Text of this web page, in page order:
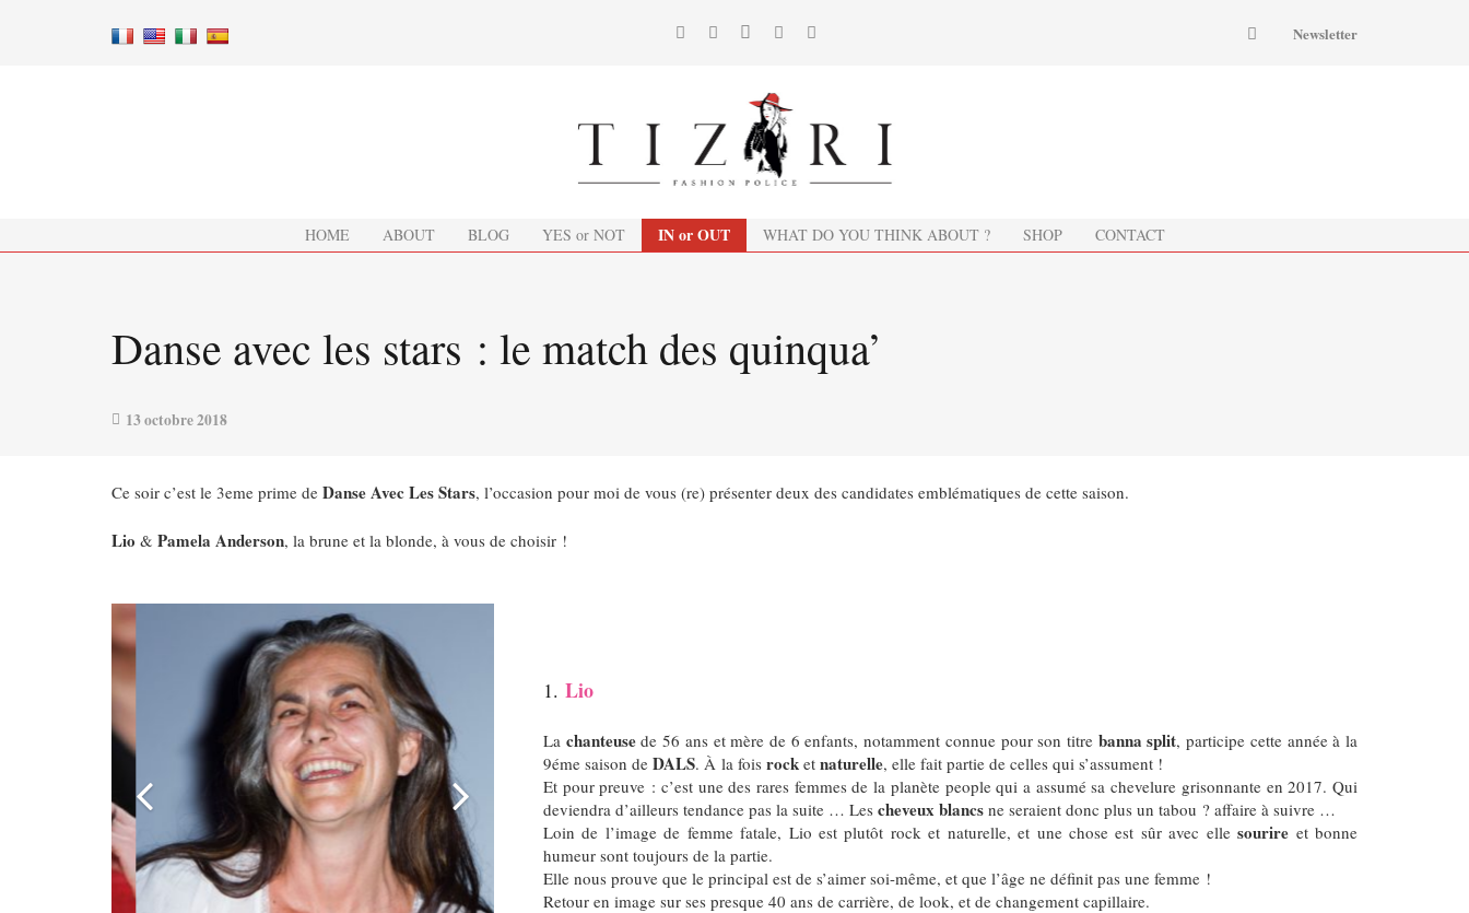
Newsletter
HOME ABOUT BLOG YES or NOT IN or OUT WHAT DO YOU THINK ABOUT ? SHOP CONTACT
Danse avec les stars : le match des quinqua’
13 octobre 2018
Ce soir c’est le 3eme prime de Danse Avec Les Stars, l’occasion pour moi de vous (re) présenter deux des candidates emblématiques de cette saison.
Lio & Pamela Anderson, la brune et la blonde, à vous de choisir !
1. Lio
La chanteusede56 anset mère de 6 enfants, notamment connue pour son titre banna split, participe cette année à la
9éme saison de DALS. À la fois rocket naturelle, elle fait partie de celles qui s’assument !
Et pour preuve : c’est une des rares femmes de la planète people qui a assumé sa chevelure grisonnante en 2017. Qui
deviendra d’ailleurs tendance pas la suite … Les cheveux blancsne seraient donc plus un tabou ? affaire à suivre …
Loin de l’image de femme fatale, Lio est plutôt rock et naturelle, et une chose est sûr avec ellesourire et bonne
humeur sont toujours de la partie.
Elle nous prouve que le principal est de s’aimer soi-même, et que l’âge ne définit pas une femme !
Retour en image sur ses presque 40 ans de carrière, de look, et de changement capillaire.